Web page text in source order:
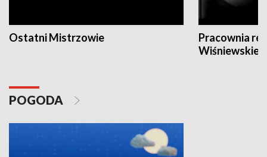
Ostatni Mistrzowie
Pracownia
POGODA